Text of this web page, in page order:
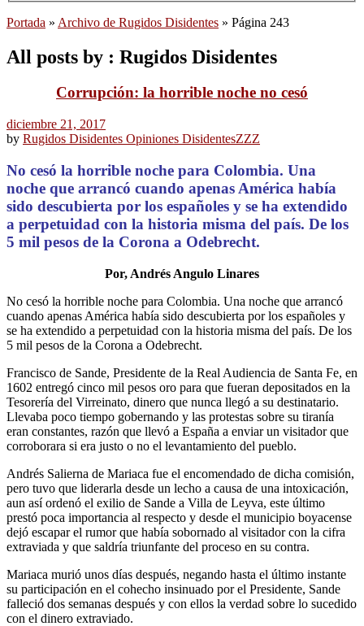
Portada » Archivo de Rugidos Disidentes » Página 243
All posts by : Rugidos Disidentes
Corrupción: la horrible noche no cesó
diciembre 21, 2017
by Rugidos Disidentes Opiniones DisidentesZZZ
No cesó la horrible noche para Colombia. Una
noche que arrancó cuando apenas América había
sido descubierta por los españoles y se ha extendido
a perpetuidad con la historia misma del país. De los
5 mil pesos de la Corona a Odebrecht.
Por, Andrés Angulo Linares
No cesó la horrible noche para Colombia. Una noche que arrancó
cuando apenas América había sido descubierta por los españoles y
se ha extendido a perpetuidad con la historia misma del país. De los
5 mil pesos de la Corona a Odebrecht.
Francisco de Sande, Presidente de la Real Audiencia de Santa Fe, en
1602 entregó cinco mil pesos oro para que fueran depositados en la
Tesorería del Virreinato, dinero que nunca llegó a su destinatario.
Llevaba poco tiempo gobernando y las protestas sobre su tiranía
eran constantes, razón que llevó a España a enviar un visitador que
corroborara si era justo o no el levantamiento del pueblo.
Andrés Salierna de Mariaca fue el encomendado de dicha comisión,
pero tuvo que liderarla desde un lecho a causa de una intoxicación,
aun así ordenó el exilio de Sande a Villa de Leyva, este último
prestó poca importancia al respecto y desde el municipio boyacense
dejó escapar el rumor que había sobornado al visitador con la cifra
extraviada y que saldría triunfante del proceso en su contra.
Mariaca murió unos días después, negando hasta el último instante
su participación en el cohecho insinuado por el Presidente, Sande
falleció dos semanas después y con ellos la verdad sobre lo sucedido
con el dinero extraviado.